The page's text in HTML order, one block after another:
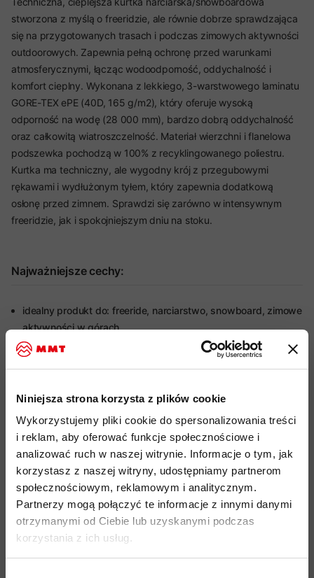
Niniejsza strona korzysta z plików cookie
Wykorzystujemy pliki cookie do spersonalizowania treści
i reklam, aby oferować funkcje społecznościowe i
analizować ruch w naszej witrynie. Informacje o tym, jak
korzystasz z naszej witryny, udostępniamy partnerom
społecznościowym, reklamowym i analitycznym.
Partnerzy mogą połączyć te informacje z innymi danymi
otrzymanymi od Ciebie lub uzyskanymi podczas
korzystania z ich usług.
stworzona z myślą o freeridzie, ale równie dobrze sprawdzająca
się na przygotowanych trasach i podczas zimowych aktywności
outdoorowych. Zapewnia pełną ochronę przed warunkami
atmosferycznymi, łącząc wodoodporność, oddychalność i
komfort cieplny. Wykonana z lekkiego, 3-warstwowego laminatu
GORE-TEX ePE (40D, 165 g/m2), który oferuje wysoką
odporność na wodę (28 000 mm), bardzo dobrą oddychalność
oraz całkowitą wiatroszczelność. Materiał wierzchni i flanelowa
podszewka pochodzą w 100% z recyklingowanego poliestru.
Kurtka ma techniczny, ale wygodny krój z przegubowymi
rękawami i wydłużonym tyłem, który zapewnia dodatkową
osłonę przed zimnem. Sprawdzi się zarówno w intensywnym
freeridzie, jak i spokojniejszym dniu na stoku.
Najważniejsze cechy:
idealny produkt do: freeride, narciarstwo, snowboard, zimowe
aktywności w górach
lekka, wodoodporna i oddychająca konstrukcja z 3-
warstwowego GORE-TEX ePE (40D) z recyklingu
wydłużonym, asymetrycznym tyłem
kaptur przeciwdeszczowy kompatybilny z kaskiem
freeride`owym, regulowany jedną ręką
asymetryczne mankiety z regulacją na rzepy Velcro i regulacja
długości rękawa
wentylacja pod pachami X-open z wodoodpornymi
zamkami YKK
wodoodporny, dwukierunkowy zamek główny YKK